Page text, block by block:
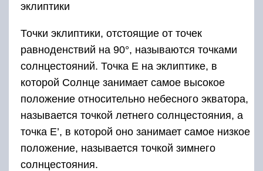
эклиптики
Точки эклиптики, отстоящие от точек
равноденствий на 90°, называются точками
солнцестояний. Точка Е на эклип­тике, в
которой Солнце занимает самое высокое
положение отно­сительно небесного экватора,
называется точкой летнего солнцестояния, а
точка Е’, в которой оно занимает самое низкое
поло­жение, называется точкой зимнего
солнцестояния.